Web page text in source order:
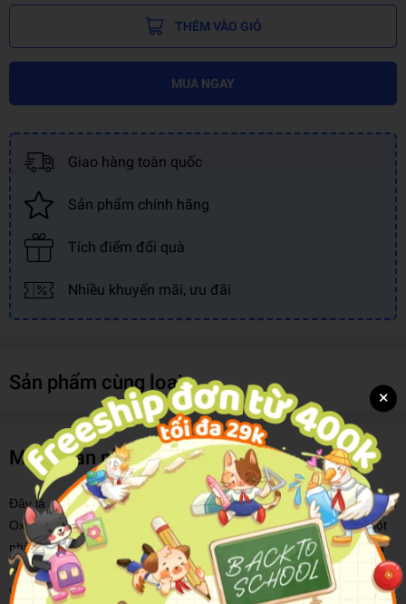
THÊM VÀO GIỎ
MUA NGAY
Giao hàng toàn quốc
Sản phẩm chính hãng
Tích điểm đổi quà
Nhiều khuyến mãi, ưu đãi
Sản phẩm cùng loại
Mô tả sản phẩm
Đây là cuốn từ điển tiếng Anh được biên dịch dựa theo cuốn từ điển
Oxford là một công trình liên tục được đổi mới và công bố bởi một
nhà xuất bản uy tín trên thế giới với nhiều ấn phẩm khác nhau đã
có mặt tại Việt Nam, trợ giúp cho các nhà nghiên cứu, các giảng
viên và đặc biệt là sinh viên Việt Nam nhiều thập kỷ qua.
×